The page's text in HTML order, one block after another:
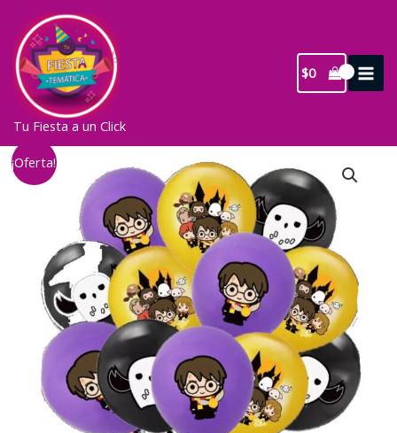
contenido
Tu Fiesta a un Click
$0
¡Oferta!